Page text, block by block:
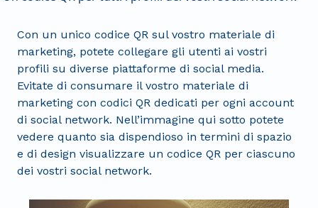
Con un unico codice QR sul vostro materiale di
marketing, potete collegare gli utenti ai vostri
profili su diverse piattaforme di social media.
Evitate di consumare il vostro materiale di
marketing con codici QR dedicati per ogni account
di social network. Nell’immagine qui sotto potete
vedere quanto sia dispendioso in termini di spazio
e di design visualizzare un codice QR per ciascuno
dei vostri social network.